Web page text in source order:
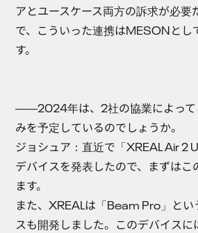
アとユースケース両方の訴求が必要
で、こういった連携はMESONとし
す。
――2024年は、2社の協業によって
みを予定しているのでしょうか。
ジョシュア：直近で「XREAL Air 2
デバイスを発表したので、まずはこ
ます。
また、XREALは「Beam Pro」とい
スも開発しました。このデバイス